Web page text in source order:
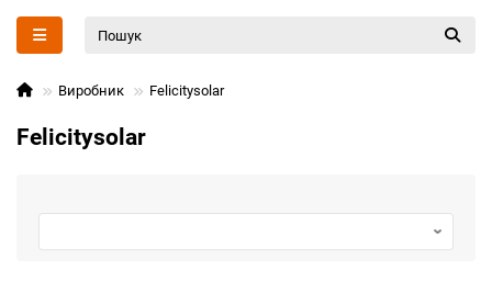
Виробник Felicitysolar
Felicitysolar